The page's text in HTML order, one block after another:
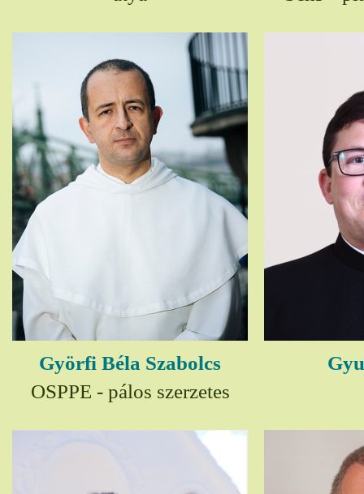
Györfi Béla Szabolcs
OSPPE - pálos szerzetes